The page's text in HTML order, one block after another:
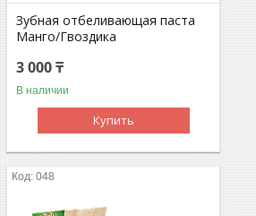
Зубная отбеливающая паста
Манго/Гвоздика
3 000 ₸
В наличии
Купить
048